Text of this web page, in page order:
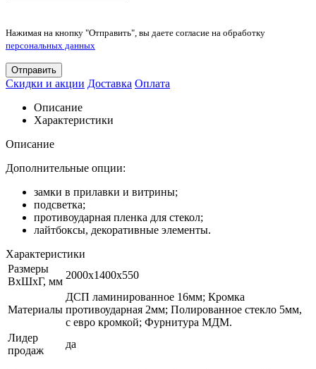
Нажимая на кнопку "Отправить", вы даете согласие на обработку
персональных данных
Отправить
Скидки и акции Доставка Оплата
Описание
Характеристики
Описание
Дополнительные опции:
замки в прилавки и витрины;
подсветка;
противоударная пленка для стекол;
лайтбоксы, декоративные элементы.
Характеристики
Размеры
ВхШхГ, мм
2000x1400х550
Материалы
ДСП ламинированное 16мм; Кромка
противоударная 2мм; Полированное стекло 5мм,
с евро кромкой; Фурнитура МДМ.
Лидер
продаж
да